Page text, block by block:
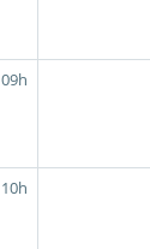
09h
10h